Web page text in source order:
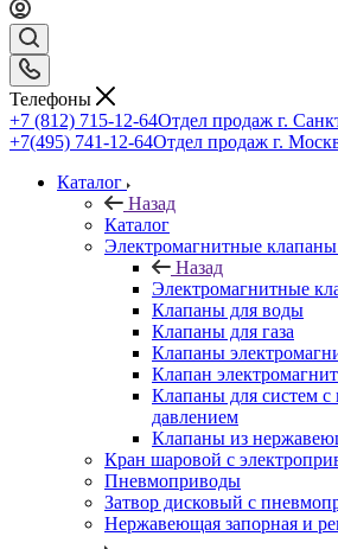
Телефоны
+7 (812) 715-12-64Отдел продаж г.
+7(495) 741-12-64Отдел продаж г.
Каталог
Назад
Каталог
Электромагнитные клапаны
Назад
Электромагнитные
Клапаны для воды
Клапаны для газа
Клапаны
Клапан
Клапаны для систем
давлением
Клапаны из
Кран шаровой с
Пневмоприводы
Затвор дисковый с
Нержавеющая запорная и